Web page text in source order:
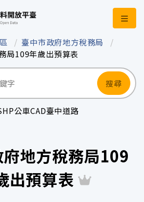
府資料開
臺中市政府地方稅務局
局109年歲出預算表
搜尋
公車CAD臺中道路
地方稅務局109
出預算表